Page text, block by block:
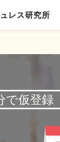
レス研究所
で仮登録